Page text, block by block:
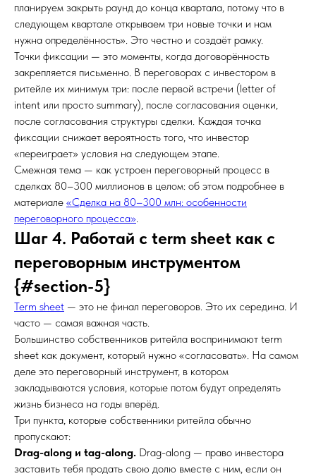
планируем закрыть раунд до конца квартала, потому что в
следующем квартале открываем три новые точки и нам
нужна определённость». Это честно и создаёт рамку.
Точки фиксации — это моменты, когда договорённость
закрепляется письменно. В переговорах с инвестором в
ритейле их минимум три: после первой встречи (letter of
intent или просто summary), после согласования оценки,
после согласования структуры сделки. Каждая точка
фиксации снижает вероятность того, что инвестор
«переиграет» условия на следующем этапе.
Смежная тема — как устроен переговорный процесс в
сделках 80–300 миллионов в целом: об этом подробнее в
материале «Сделка на 80–300 млн: особенности
переговорного процесса».
Шаг 4. Работай с term sheet как с
переговорным инструментом
{#section-5}
Term sheet — это не финал переговоров. Это их середина. И
часто — самая важная часть.
Большинство собственников ритейла воспринимают term
sheet как документ, который нужно «согласовать». На самом
деле это переговорный инструмент, в котором
закладываются условия, которые потом будут определять
жизнь бизнеса на годы вперёд.
Три пункта, которые собственники ритейла обычно
пропускают:
Drag-along и tag-along. Drag-along — право инвестора
заставить тебя продать свою долю вместе с ним, если он